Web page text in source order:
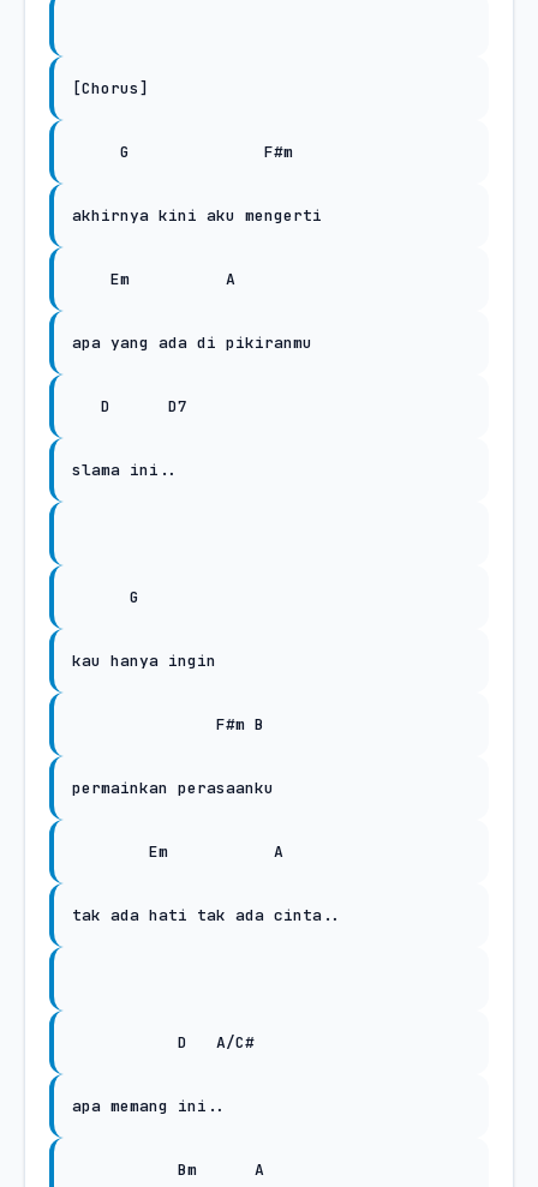
[Chorus]
G F#m
akhirnya kini aku mengerti
Em A
apa yang ada di pikiranmu
D D7
slama ini..
G
kau hanya ingin
F#m B
permainkan perasaanku
Em A
tak ada hati tak ada cinta..
D A/C#
apa memang ini..
Bm A